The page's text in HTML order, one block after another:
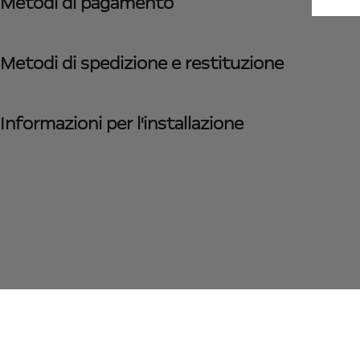
Metodi di spedizione e restituzione
Informazioni per l'installazione